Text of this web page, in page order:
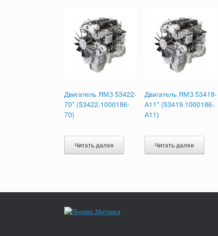
Двигатель ЯМЗ 53422-
70* (53422.1000186-
70)
Читать далее
Двигатель ЯМЗ 53419-
А11* (53419.1000186-
А11)
Читать далее